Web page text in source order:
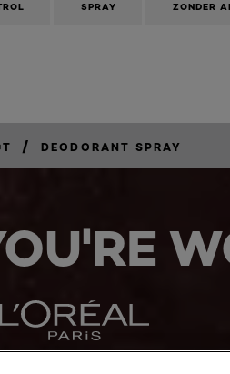
SPRAY ZONDER
/ DEODORANT SPRAY